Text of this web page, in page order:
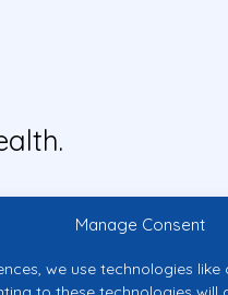
Manage Consent
we use technologies